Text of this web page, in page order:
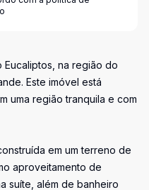
na região do
Este imóvel está
uma região tranquila e com
em um terreno de
aproveitamento de
suíte, além de banheiro